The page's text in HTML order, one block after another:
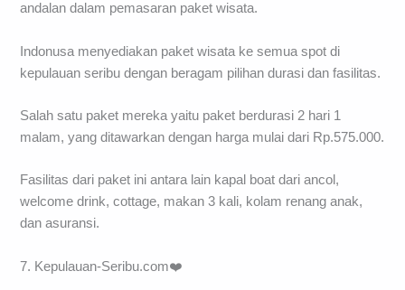
andalan dalam pemasaran paket wisata.
Indonusa menyediakan paket wisata ke semua spot di
kepulauan seribu dengan beragam pilihan durasi dan fasilitas.
Salah satu paket mereka yaitu paket berdurasi 2 hari 1
malam, yang ditawarkan dengan harga mulai dari Rp.575.000.
Fasilitas dari paket ini antara lain kapal boat dari ancol,
welcome drink, cottage, makan 3 kali, kolam renang anak,
dan asuransi.
7. Kepulauan-Seribu.com❤️